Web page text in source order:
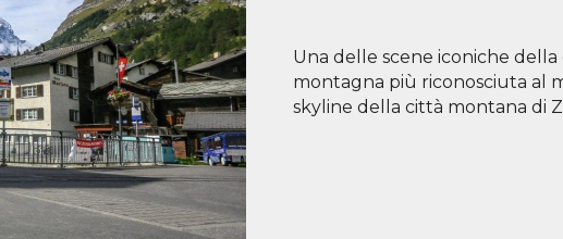
Una delle scene iconiche della
montagna più riconosciuta al
skyline della città montana di